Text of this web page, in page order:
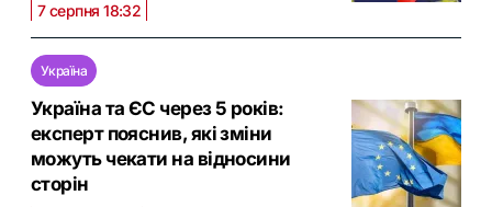
7 серпня 18:32
Україна
Україна та ЄС через 5 років:
експерт пояснив, які зміни
можуть чекати на відносини
сторін